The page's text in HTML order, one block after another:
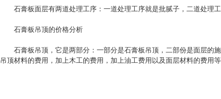
石膏板面层有两道处理工序：一道处理工序就是批腻子，二道处理
石膏板吊顶的价格分析
石膏板吊顶，它是两部分：一部分是石膏板吊顶，二部份是面层的
吊顶材料的费用，加上木工的费用，加上油工费用以及面层材料的费用